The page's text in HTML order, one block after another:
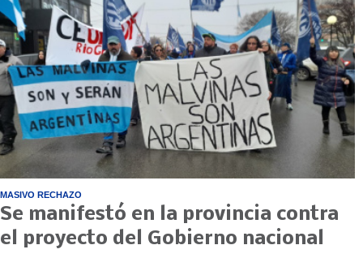
MASIVO RECHAZO
Se manifestó en la provincia contra
el proyecto del Gobierno nacional